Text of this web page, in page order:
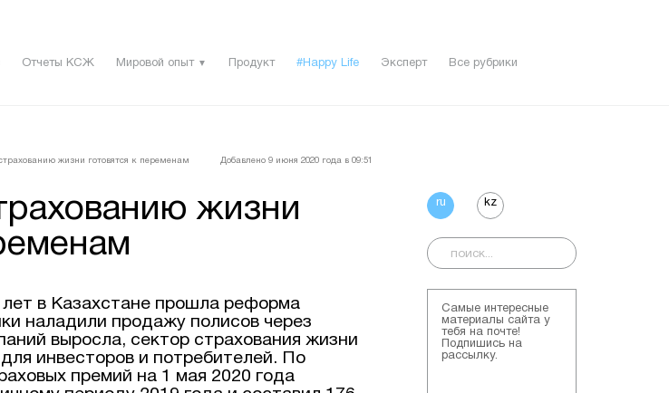
Отчеты КСЖ Мировой опыт ▼ Продукт #Happy Life Эксперт Все рубрики
жизни готовятся к переменам Добавлено 9 июня 2020 года в 09:51
жизни
лет в Казахстане прошла реформа
наладили продажу полисов через
выросла, сектор страхования жизни
инвесторов и потребителей. По
премий на 1 мая 2020 года
ru kz
Самые интересные
материалы сайта у
тебя на почте!
Подпишись на
рассылку.